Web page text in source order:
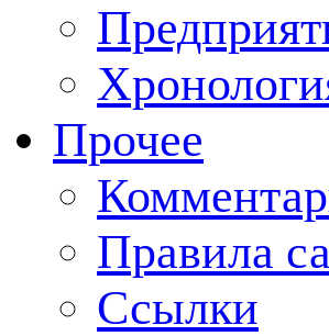
Прочее
Правила
Ссылки